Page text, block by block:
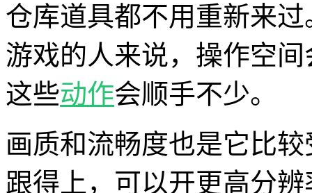
仓库道具都不用重新来
游戏的人来说，操作空
这些动作会顺手不少。
画质和流畅度也是它比
跟得上，可以开更高分